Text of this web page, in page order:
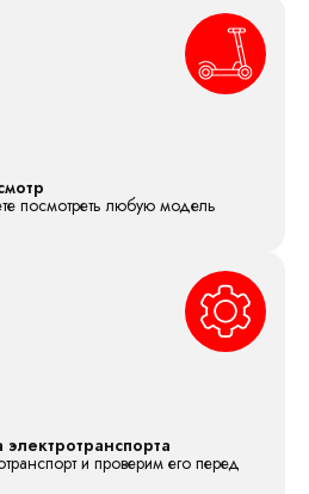
посмотреть любую модель
электротранспорта
и проверим его перед